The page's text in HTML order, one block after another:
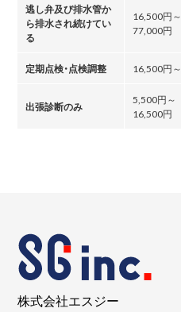
逃し弁及び排水管か
ら排水され続けてい
る
16,500円～
77,000円
定期点検・点検調整 16,500円～
出張診断のみ
5,500円～
16,500円
株式会社エスジー